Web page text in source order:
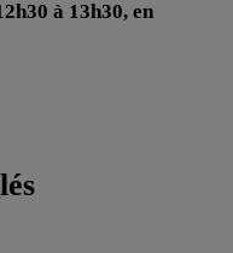
à 13h30, en